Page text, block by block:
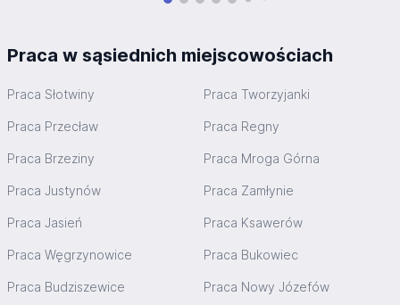
Praca w sąsiednich miejscowościach
Praca Słotwiny Praca Tworzyjanki
Praca Przecław Praca Regny
Praca Brzeziny Praca Mroga Górna
Praca Justynów Praca Zamłynie
Praca Jasień Praca Ksawerów
Praca Węgrzynowice Praca Bukowiec
Praca Budziszewice Praca Nowy Józefów